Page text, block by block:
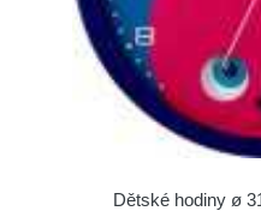
Dětské hodiny ø